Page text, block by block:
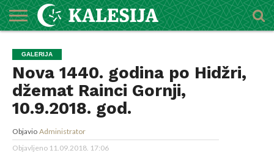
O
MEDŽLISU
DŽEMATI
IMAMI
MEKTEBSKI
CENTAR
VIJESTI
HUTBE
NAJAVE
KALENDAR
KONTAKT
GALERIJA
Nova 1440. godina po Hidžri,
džemat Rainci Gornji,
10.9.2018. god.
Objavio Administrator
Objavljeno 11.09.2018. 17:06